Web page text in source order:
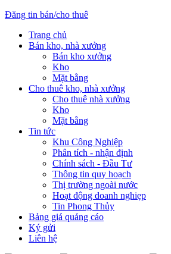
Đăng tin bán/cho thuê
Trang chủ
Bán kho, nhà xưởng
Bán kho xưởng
Kho
Mặt bằng
Cho thuê kho, nhà xưởng
Cho thuê nhà xưởng
Kho
Mặt bằng
Tin tức
Khu Công Nghiệp
Phân tích - nhận định
Chính sách - Đầu Tư
Thông tin quy hoạch
Thị trường ngoài nước
Hoạt động doanh nghiẹp
Tin Phong Thủy
Bảng giá quảng cáo
Ký gửi
Liên hệ